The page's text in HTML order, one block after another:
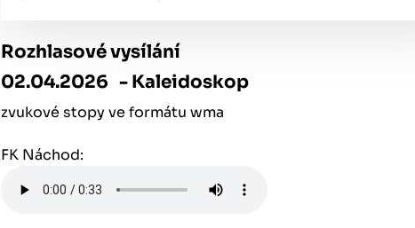
Rozhlasové vysílání
02.04.2026 - Kaleidoskop
zvukové stopy ve formátu wma
FK Náchod: